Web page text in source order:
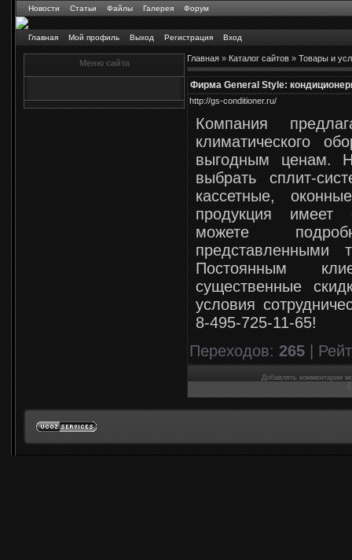
Новости Статьи Файлы Галерея Форум
Главная Мой профиль Выход Регистрация Вход
Меню сайта Главная»Каталог сайтов»Товары и
Фирма General Style:
http://gs-conditioner.ru/
Компания
климатического
выгодным ценам.
выбрать сплит-
кассетные,
продукция имеет
можете
Постоянным
существенные
условия
8-495-725-11-65!
Переходов:265|
Добавлять комментарии